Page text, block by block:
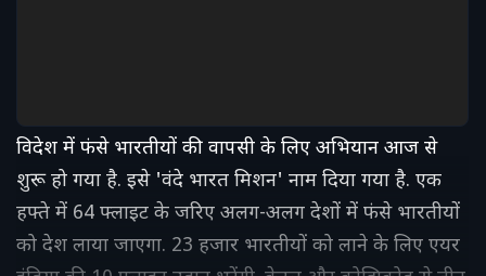
विदेश में फंसे भारतीयों की वापसी के लिए अभियान आज से
शुरू हो गया है. इसे 'वंदे भारत मिशन' नाम दिया गया है. एक
हफ्ते में 64 फ्लाइट के जरिए अलग-अलग देशों में फंसे भारतीयों
को देश लाया जाएगा. 23 हजार भारतीयों को लाने के लिए एयर